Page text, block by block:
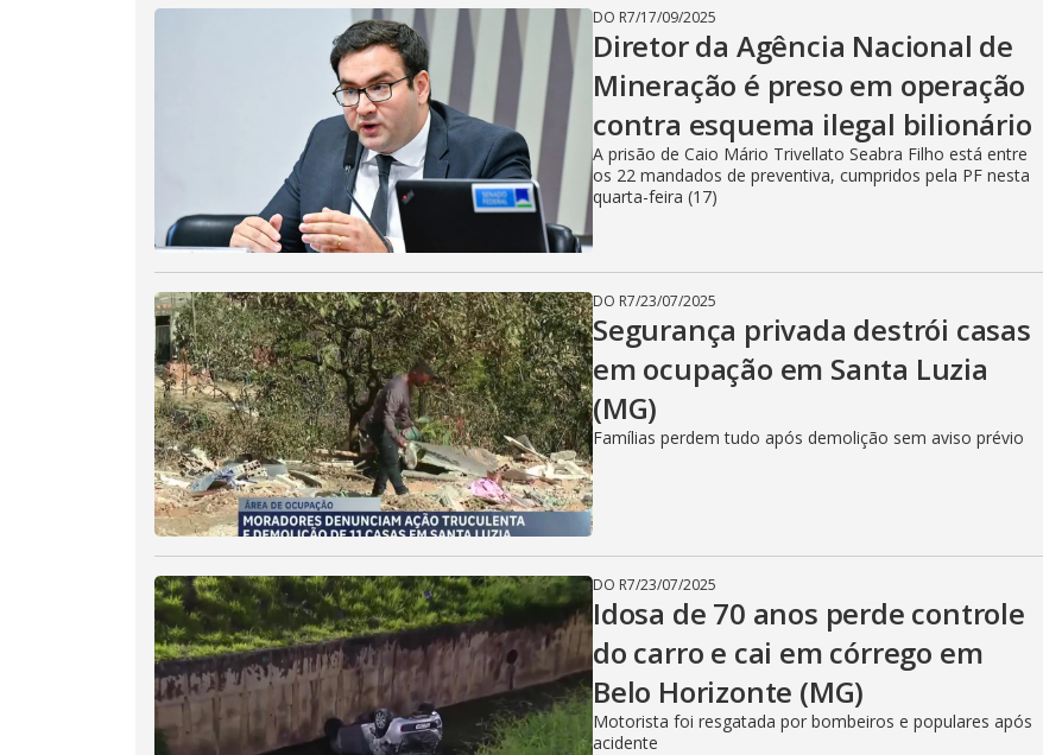
i
d
e
o
DO R7/17/09/2025
Diretor da Agência Nacional de
Mineração é preso em operação
contra esquema ilegal bilionário
A prisão de Caio Mário Trivellato Seabra Filho está entre
os 22 mandados de preventiva, cumpridos pela PF nesta
quarta-feira (17)
DO R7/23/07/2025
Segurança privada destrói casas
em ocupação em Santa Luzia
(MG)
Famílias perdem tudo após demolição sem aviso prévio
DO R7/23/07/2025
Idosa de 70 anos perde controle
do carro e cai em córrego em
Belo Horizonte (MG)
Motorista foi resgatada por bombeiros e populares após
acidente